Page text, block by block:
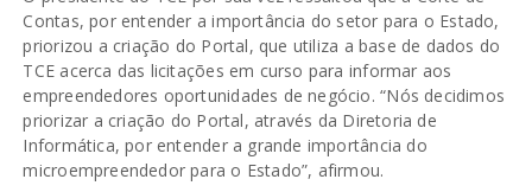
Contas, por entender a importância do setor para o Estado,
priorizou a criação do Portal, que utiliza a base de dados do
TCE acerca das licitações em curso para informar aos
empreendedores oportunidades de negócio. “Nós decidimos
priorizar a criação do Portal, através da Diretoria de
Informática, por entender a grande importância do
microempreendedor para o Estado”, afirmou.